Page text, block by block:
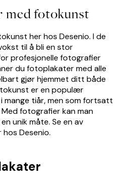
med fotokunst
her hos Desenio. I de
til å bli en stor
profesjonelle fotografier
du fotoplakater med alle
gjør hjemmet ditt både
er en populær
mange tiår, men som fortsatt
fotografier kan man
unik måte. Se en av
Desenio.